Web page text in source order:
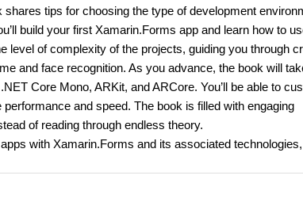
tips for choosing the type of development
build your first Xamarin.Forms app and learn how to
level of complexity of the projects, guiding you through
and face recognition. As you advance, the book will
Core Mono, ARKit, and ARCore. You’ll be able to
and speed. The book is filled with engaging
of reading through endless theory.
with Xamarin.Forms and its associated